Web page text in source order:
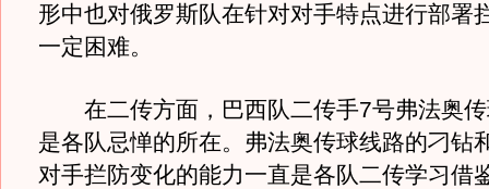
形中也对俄罗斯队在针对对手特点进行部署
一定困难。
在二传方面，巴西队二传手7号弗法奥传
是各队忌惮的所在。弗法奥传球线路的刁钻
对手拦防变化的能力一直是各队二传学习借